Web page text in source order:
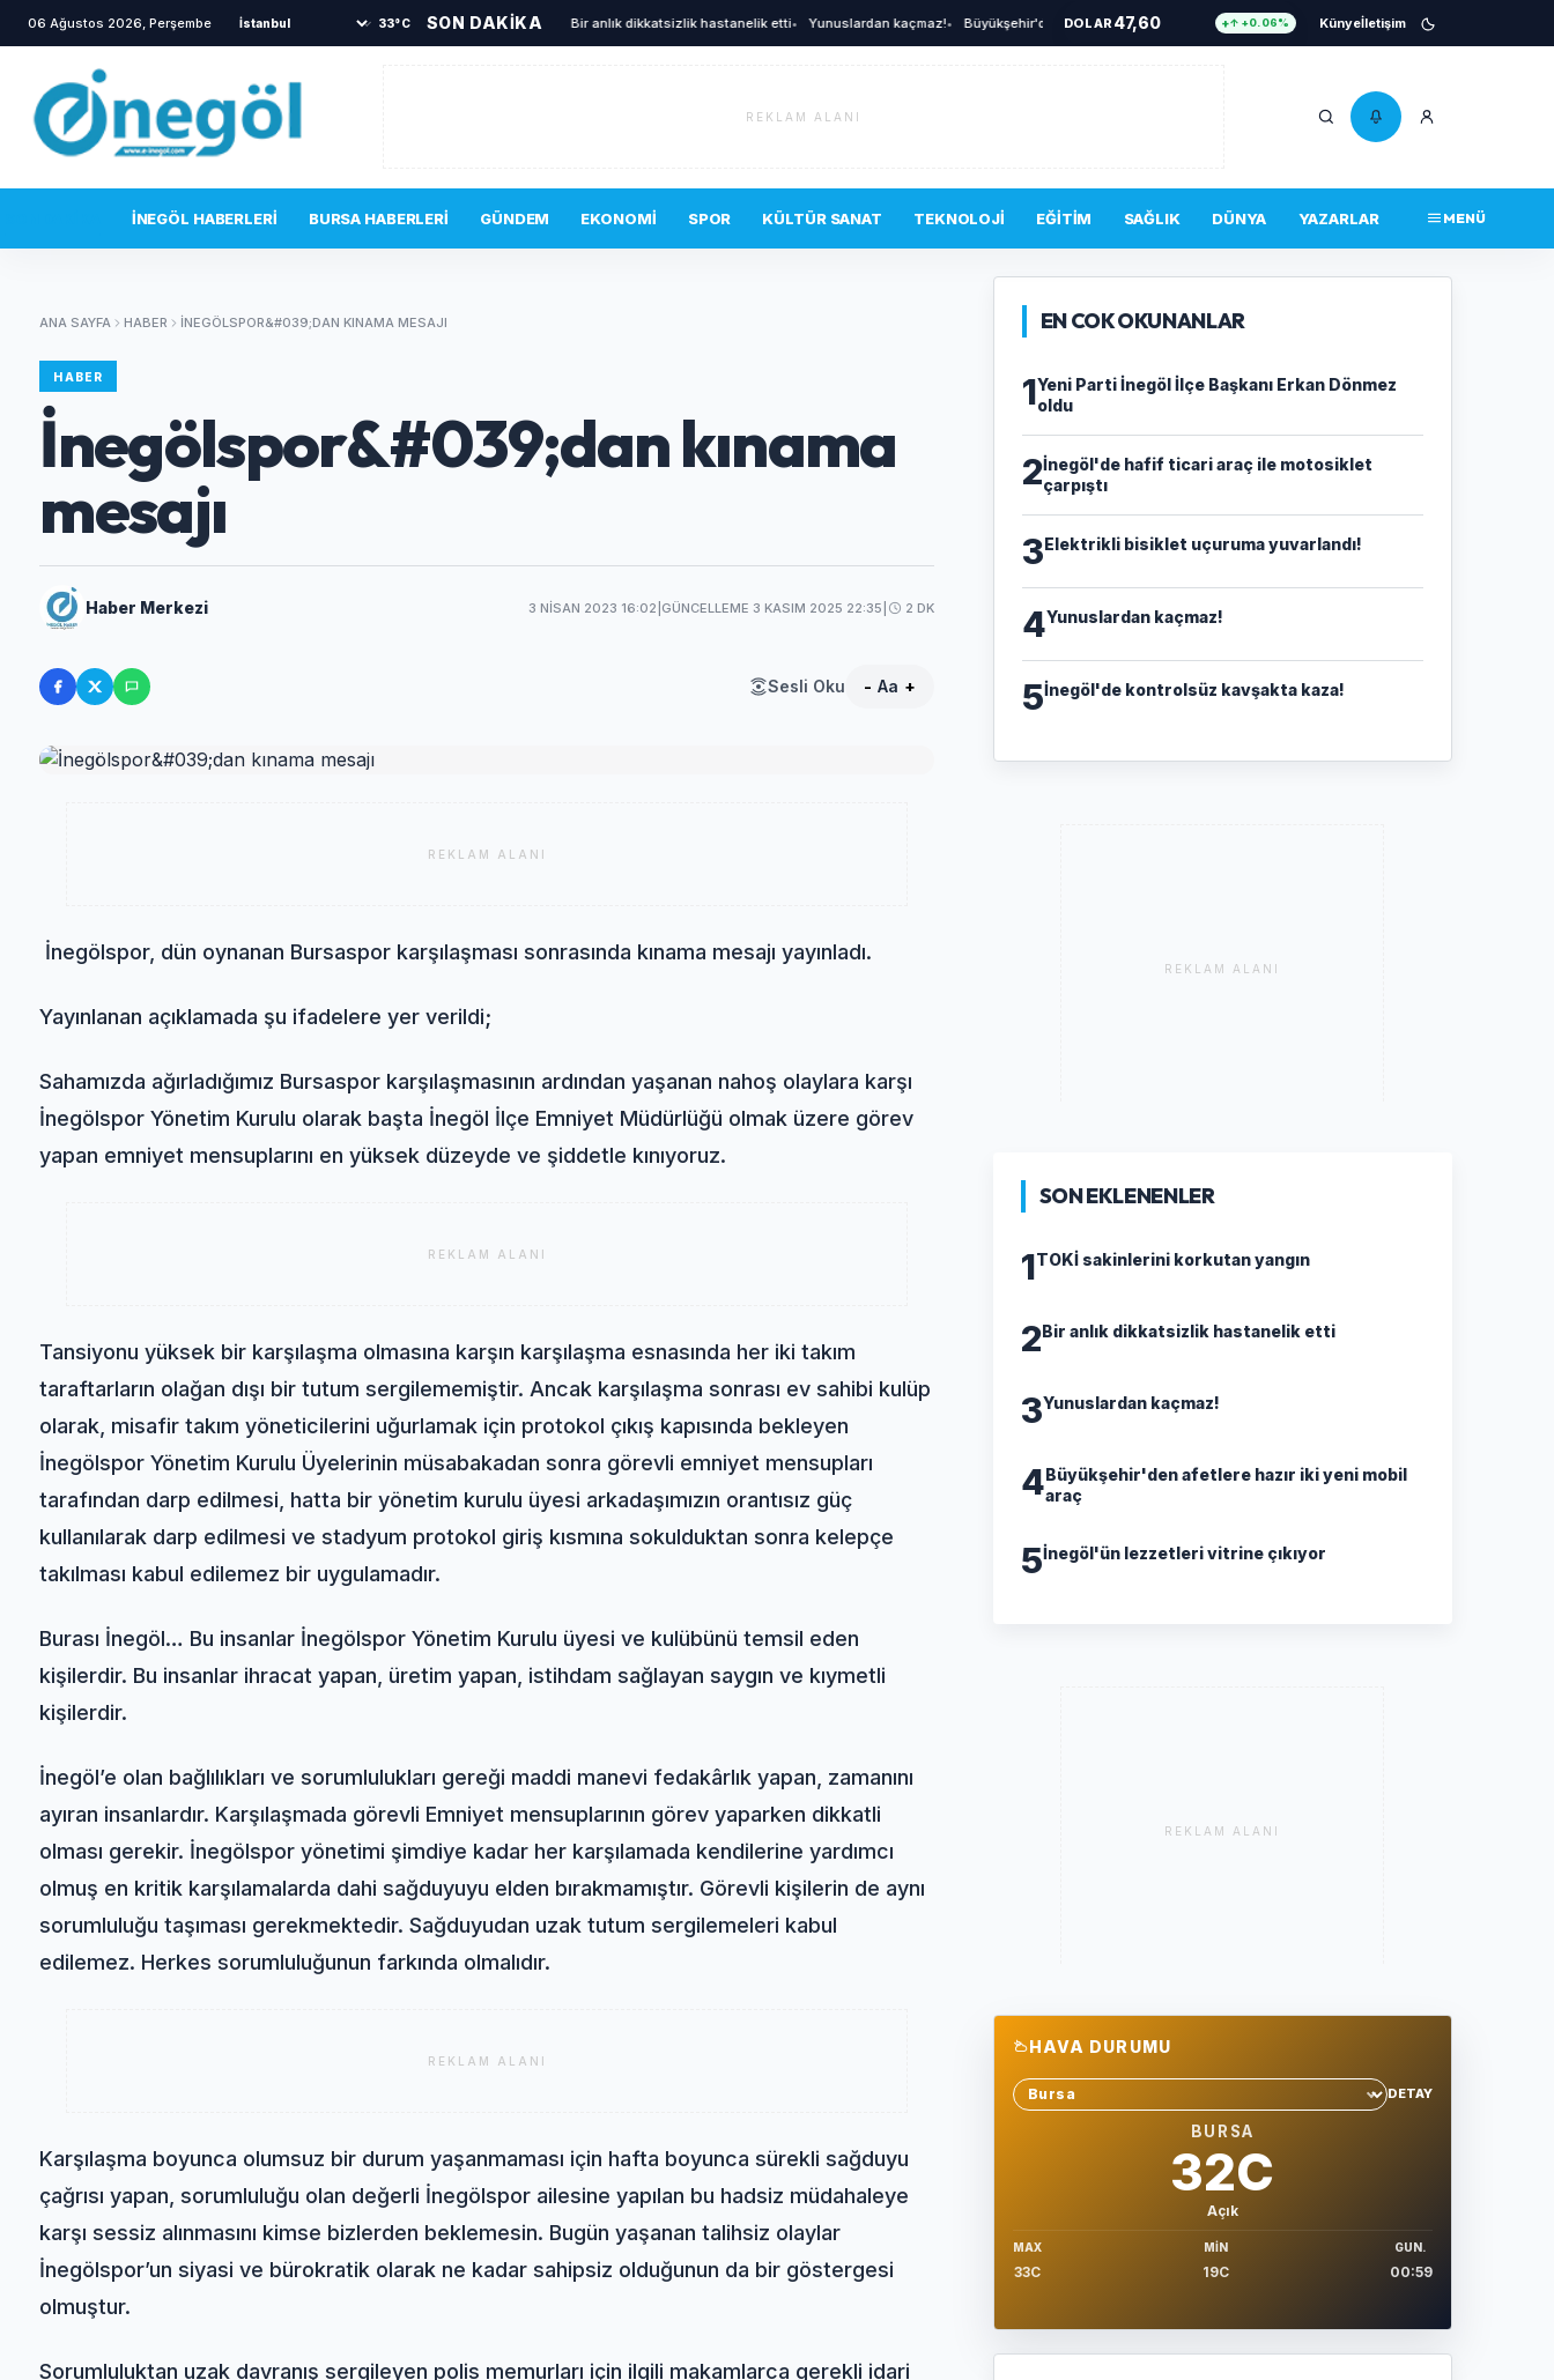
06 Ağustos 2026, Perşembe 33°C SON DAKİKA
• TOKİ sakinlerini korkutan yangın• Bir anlık dikkatsizlik hastanelik etti• Yunuslardan kaçmaz!• Büyükşehir'den afetlere hazır iki yeni mobil araç• İnegöl'ün lezzetleri vitrine çıkıyor
DOLAR 47,60 ↑ +0.06% Künyeİletişim
REKLAM ALANI
İNEGÖL HABERLERI BURSA HABERLERI GÜNDEM EKONOMI SPOR KÜLTÜR SANAT TEKNOLOJI EĞITIM SAĞLIK DÜNYA YAZARLAR MENÜ
ANA SAYFA HABER İNEGÖLSPOR&#039;DAN KINAMA MESAJI
HABER
İnegölspor&#039;dan kınama
mesajı
Haber Merkezi 3 NISAN 2023 16:02 GÜNCELLEME 3 KASIM 2025 22:35 2 DK
Sesli Oku - Aa +
REKLAM ALANI
İnegölspor, dün oynanan Bursaspor karşılaşması sonrasında kınama mesajı yayınladı.
Yayınlanan açıklamada şu ifadelere yer verildi;
Sahamızda ağırladığımız Bursaspor karşılaşmasının ardından yaşanan nahoş olaylara karşı
İnegölspor Yönetim Kurulu olarak başta İnegöl İlçe Emniyet Müdürlüğü olmak üzere görev
yapan emniyet mensuplarını en yüksek düzeyde ve şiddetle kınıyoruz.
REKLAM ALANI
Tansiyonu yüksek bir karşılaşma olmasına karşın karşılaşma esnasında her iki takım
taraftarların olağan dışı bir tutum sergilememiştir. Ancak karşılaşma sonrası ev sahibi kulüp
olarak, misafir takım yöneticilerini uğurlamak için protokol çıkış kapısında bekleyen
İnegölspor Yönetim Kurulu Üyelerinin müsabakadan sonra görevli emniyet mensupları
tarafından darp edilmesi, hatta bir yönetim kurulu üyesi arkadaşımızın orantısız güç
kullanılarak darp edilmesi ve stadyum protokol giriş kısmına sokulduktan sonra kelepçe
takılması kabul edilemez bir uygulamadır.
Burası İnegöl… Bu insanlar İnegölspor Yönetim Kurulu üyesi ve kulübünü temsil eden
kişilerdir. Bu insanlar ihracat yapan, üretim yapan, istihdam sağlayan saygın ve kıymetli
kişilerdir.
İnegöl’e olan bağlılıkları ve sorumlulukları gereği maddi manevi fedakârlık yapan, zamanını
ayıran insanlardır. Karşılaşmada görevli Emniyet mensuplarının görev yaparken dikkatli
olması gerekir. İnegölspor yönetimi şimdiye kadar her karşılamada kendilerine yardımcı
olmuş en kritik karşılamalarda dahi sağduyuyu elden bırakmamıştır. Görevli kişilerin de aynı
sorumluluğu taşıması gerekmektedir. Sağduyudan uzak tutum sergilemeleri kabul
edilemez. Herkes sorumluluğunun farkında olmalıdır.
REKLAM ALANI
Karşılaşma boyunca olumsuz bir durum yaşanmaması için hafta boyunca sürekli sağduyu
çağrısı yapan, sorumluluğu olan değerli İnegölspor ailesine yapılan bu hadsiz müdahaleye
karşı sessiz alınmasını kimse bizlerden beklemesin. Bugün yaşanan talihsiz olaylar
İnegölspor’un siyasi ve bürokratik olarak ne kadar sahipsiz olduğunun da bir göstergesi
olmuştur.
Sorumluluktan uzak davranış sergileyen polis memurları için ilgili makamlarca gerekli idari
EN COK OKUNANLAR
1Yeni Parti İnegöl İlçe Başkanı Erkan Dönmez
oldu
2İnegöl'de hafif ticari araç ile motosiklet
çarpıştı
3Elektrikli bisiklet uçuruma yuvarlandı!
4Yunuslardan kaçmaz!
5İnegöl'de kontrolsüz kavşakta kaza!
REKLAM ALANI
SON EKLENENLER
1TOKİ sakinlerini korkutan yangın
2Bir anlık dikkatsizlik hastanelik etti
3Yunuslardan kaçmaz!
4Büyükşehir'den afetlere hazır iki yeni mobil
araç
5İnegöl'ün lezzetleri vitrine çıkıyor
REKLAM ALANI
HAVA DURUMU
Sehir sec
DETAY
BURSA
32C
Açık
MAX
33C
MIN
19C
GUN.
00:59